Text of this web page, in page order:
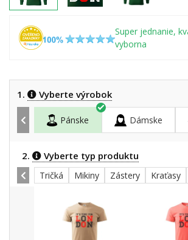
Super jednanie,
vyborna
1. Vyberte výrobok
Pánske Dámske
2. Vyberte typ produktu
Tričká Mikiny Zástery Kraťasy